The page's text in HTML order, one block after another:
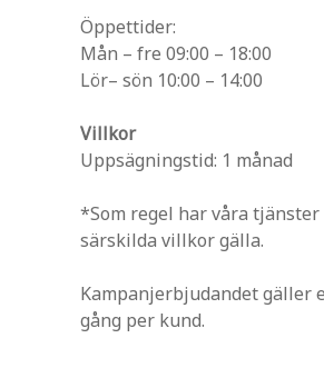
Öppettider:
Mån – fre 09:00 – 18:00
Lör– sön 10:00 – 14:00
Villkor
Uppsägningstid: 1 månad
*Som regel har våra
särskilda villkor gälla.
Kampanjerbjudandet gäller
gång per kund.